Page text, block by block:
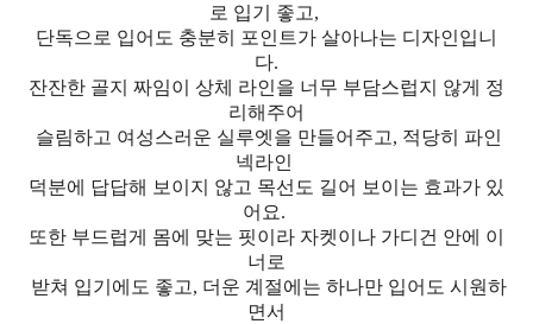
로 입기 좋고,
단독으로 입어도 충분히 포인트가 살아나는 디자인입니
다.
잔잔한 골지 짜임이 상체 라인을 너무 부담스럽지 않게 정
리해주어
슬림하고 여성스러운 실루엣을 만들어주고, 적당히 파인
넥라인
덕분에 답답해 보이지 않고 목선도 길어 보이는 효과가 있
어요.
또한 부드럽게 몸에 맞는 핏이라 자켓이나 가디건 안에 이
너로
받쳐 입기에도 좋고, 더운 계절에는 하나만 입어도 시원하
면서